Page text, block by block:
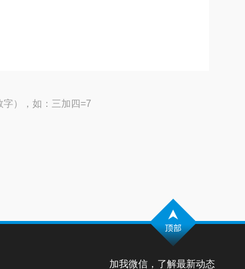
），如：三加四=7
加我微信，了解最新动态